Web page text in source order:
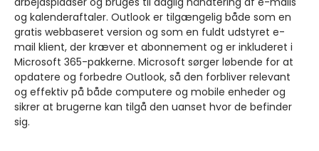
og kalenderaftaler. Outlook er tilgængelig både som en
gratis webbaseret version og som en fuldt udstyret e-
mail klient, der kræver et abonnement og er inkluderet i
Microsoft 365-pakkerne. Microsoft sørger løbende for at
opdatere og forbedre Outlook, så den forbliver relevant
og effektiv på både computere og mobile enheder og
sikrer at brugerne kan tilgå den uanset hvor de befinder
sig.